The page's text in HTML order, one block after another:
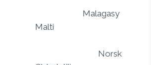
Malagasy
Norsk